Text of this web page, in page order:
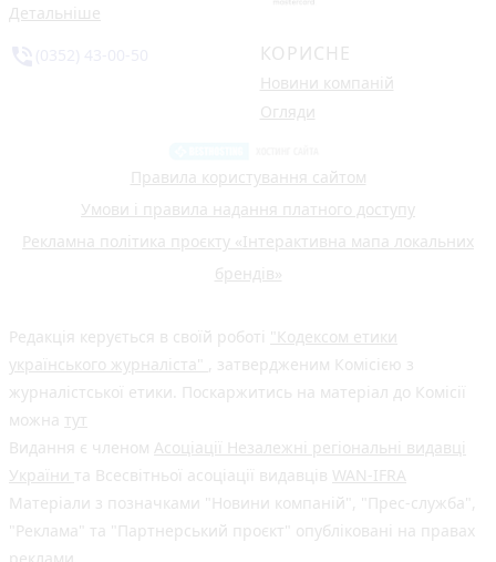
Детальніше
КОРИСНЕ
Новини компаній
Огляди
Правила користування сайтом
Умови і правила надання платного доступу
Рекламна політика проєкту «Інтерактивна мапа локальних
брендів»
Редакція керується в своїй роботі "Кодексом етики
українського журналіста" , затвердженим Комісією з
журналістської етики. Поскаржитись на матеріал до Комісії
можна тут
Видання є членом Асоціації Незалежні регіональні видавці
України та Всесвітньої асоціації видавців WAN-IFRA
Матеріали з позначками "Новини компаній", "Прес-служба",
"Реклама" та "Партнерський проєкт" опубліковані на правах